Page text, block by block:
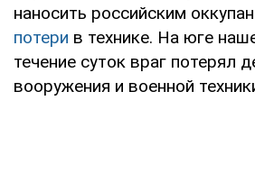
наносить российским
потери в технике. На юге
течение суток враг потерял
вооружения и военной